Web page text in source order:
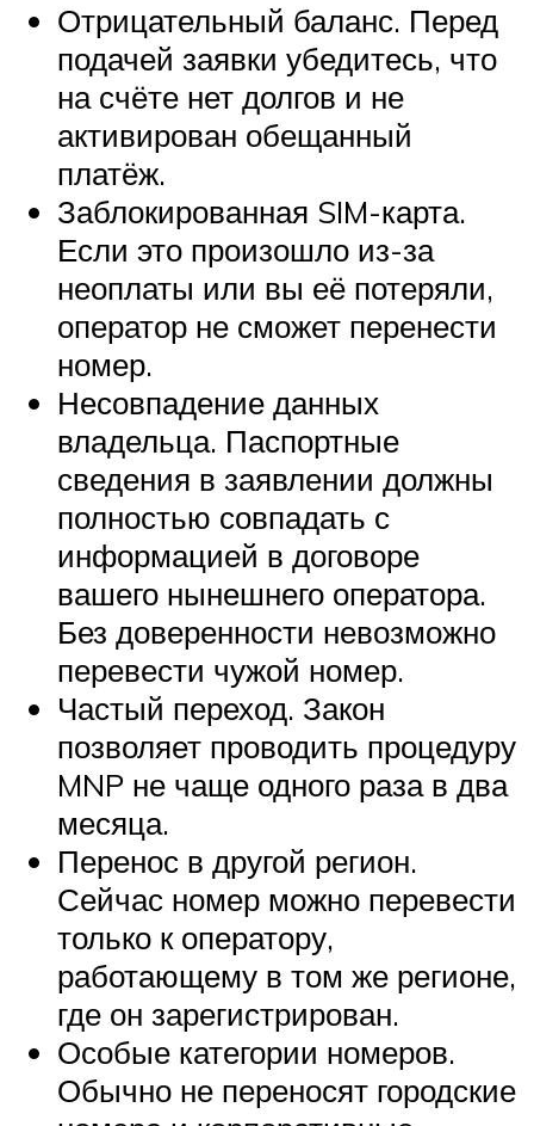
Отрицательный баланс. Перед
подачей заявки убедитесь, что
на счёте нет долгов и не
активирован обещанный
платёж.
Заблокированная SIM-карта.
Если это произошло из-за
неоплаты или вы её потеряли,
оператор не сможет перенести
номер.
Несовпадение данных
владельца. Паспортные
сведения в заявлении должны
полностью совпадать с
информацией в договоре
вашего нынешнего оператора.
Без доверенности невозможно
перевести чужой номер.
Частый переход. Закон
позволяет проводить процедуру
MNP не чаще одного раза в два
месяца.
Перенос в другой регион.
Сейчас номер можно перевести
только к оператору,
работающему в том же регионе,
где он зарегистрирован.
Особые категории номеров.
Обычно не переносят городские